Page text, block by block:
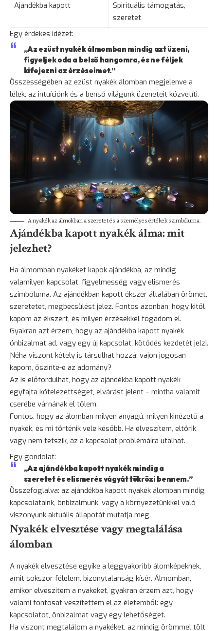
Ajándékba kapott
Spirituális támogatás,
szeretet
Egy érdekes idézet:
„Az ezüst nyakék álmomban mindig azt üzeni,
figyeljek oda a belső hangomra, és ne féljek
kifejezni az érzéseimet.”
Összességében az ezüst nyakék álomban megjelenve a
lélek, az intuíciónk és a benső világunk üzeneteit közvetíti.
A nyakék az álmokban a szeretet és a személyes értékek szimbóluma.
Ajándékba kapott nyakék álma: mit
jelezhet?
Ha álmomban nyakéket kapok ajándékba, az mindig
valamilyen kapcsolat, figyelmesség vagy elismerés
szimbóluma. Az ajándékban kapott ékszer általában örömet,
szeretetet, megbecsülést jelez. Fontos azonban, hogy kitől
kapom az ékszert, és milyen érzésekkel fogadom el.
Gyakran azt érzem, hogy az ajándékba kapott nyakék
önbizalmat ad, vagy egy új kapcsolat, kötődés kezdetét jelzi.
Néha viszont kétely is társulhat hozzá: vajon jogosan
kapom, őszinte-e az adomány?
Az is előfordulhat, hogy az ajándékba kapott nyakék
egyfajta kötelezettséget, elvárást jelent – mintha valamit
cserébe várnának el tőlem.
Fontos, hogy az álomban milyen anyagú, milyen kinézetű a
nyakék, és mi történik vele később. Ha elveszítem, eltörik
vagy nem tetszik, az a kapcsolat problémáira utalhat.
Egy gondolat:
„Az ajándékba kapott nyakék mindig a
szeretet és elismerés vágyát tükrözi bennem.”
Összefoglalva: az ajándékba kapott nyakék álomban mindig
kapcsolataink, önbizalmunk, vagy a környezetünkkel való
viszonyunk aktuális állapotát mutatja meg.
Nyakék elvesztése vagy megtalálása
álomban
A nyakék elvesztése egyike a leggyakoribb álomképeknek,
amit sokszor félelem, bizonytalanság kísér. Álmomban,
amikor elveszítem a nyakéket, gyakran érzem azt, hogy
valami fontosat veszítettem el az életemből: egy
kapcsolatot, önbizalmat vagy egy lehetőséget.
Ha viszont megtalálom a nyakéket, az mindig örömmel tölt